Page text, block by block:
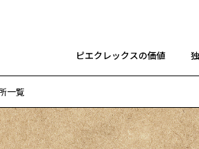
ピエクレックスの価値
一覧